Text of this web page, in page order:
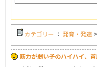
カテゴリー ： 発育・発達 >
筋力が弱い子のハイハイ、